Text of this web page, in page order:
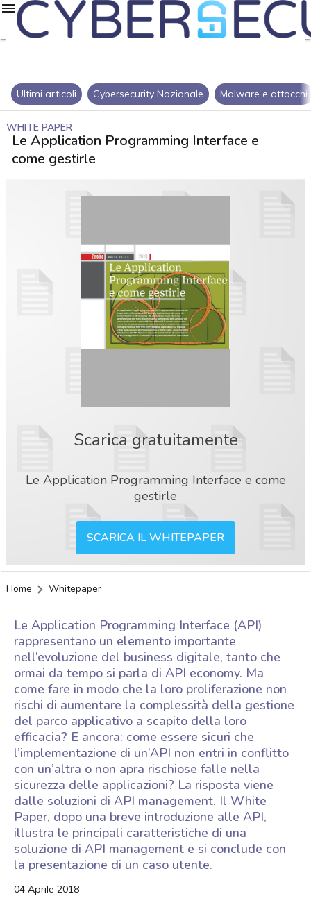
Ultimi articoli Cybersecurity Nazionale Malware e attacchi
WHITE PAPER
Le Application Programming Interface e
come gestirle
Scarica gratuitamente
Le Application Programming Interface e come
gestirle
SCARICA IL WHITEPAPER
Home Whitepaper
Le Application Programming Interface (API)
rappresentano un elemento importante
nell’evoluzione del business digitale, tanto che
ormai da tempo si parla di API economy. Ma
come fare in modo che la loro proliferazione non
rischi di aumentare la complessità della gestione
del parco applicativo a scapito della loro
efficacia? E ancora: come essere sicuri che
l’implementazione di un’API non entri in conflitto
con un’altra o non apra rischiose falle nella
sicurezza delle applicazioni? La risposta viene
dalle soluzioni di API management. Il White
Paper, dopo una breve introduzione alle API,
illustra le principali caratteristiche di una
soluzione di API management e si conclude con
la presentazione di un caso utente.
04 Aprile 2018